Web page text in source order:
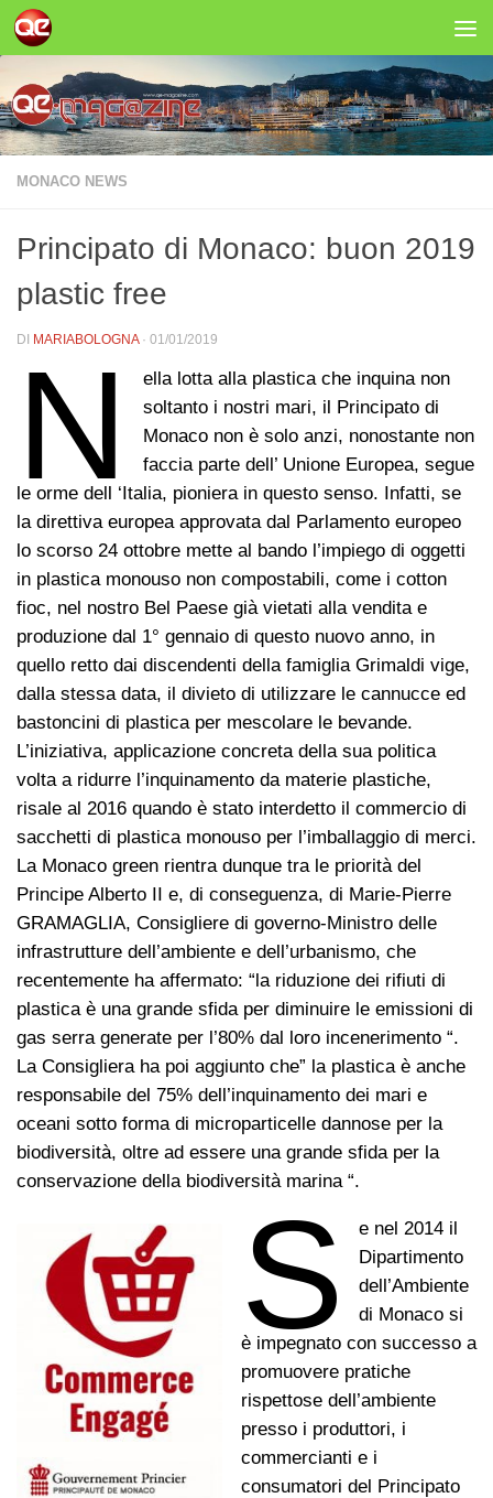
Salta al contenuto
MONACO NEWS
Principato di Monaco: buon 2019
plastic free
DI MARIABOLOGNA · 01/01/2019
N
ella lotta alla plastica che inquina non
soltanto i nostri mari, il Principato di
Monaco non è solo anzi, nonostante non
faccia parte dell’ Unione Europea, segue
le orme dell ‘Italia, pioniera in questo senso. Infatti, se
la direttiva europea approvata dal Parlamento europeo
lo scorso 24 ottobre mette al bando l’impiego di oggetti
in plastica monouso non compostabili, come i cotton
fioc, nel nostro Bel Paese già vietati alla vendita e
produzione dal 1° gennaio di questo nuovo anno, in
quello retto dai discendenti della famiglia Grimaldi vige,
dalla stessa data, il divieto di utilizzare le cannucce ed
bastoncini di plastica per mescolare le bevande.
L’iniziativa, applicazione concreta della sua politica
volta a ridurre l’inquinamento da materie plastiche,
risale al 2016 quando è stato interdetto il commercio di
sacchetti di plastica monouso per l’imballaggio di merci.
La Monaco green rientra dunque tra le priorità del
Principe Alberto II e, di conseguenza, di Marie-Pierre
GRAMAGLIA, Consigliere di governo-Ministro delle
infrastrutture dell’ambiente e dell’urbanismo, che
recentemente ha affermato: “la riduzione dei rifiuti di
plastica è una grande sfida per diminuire le emissioni di
gas serra generate per l’80% dal loro incenerimento “.
La Consigliera ha poi aggiunto che” la plastica è anche
responsabile del 75% dell’inquinamento dei mari e
oceani sotto forma di microparticelle dannose per la
biodiversità, oltre ad essere una grande sfida per la
conservazione della biodiversità marina “.
S
e nel 2014 il
Dipartimento
dell’Ambiente
di Monaco si
è impegnato con successo a
promuovere pratiche
rispettose dell’ambiente
presso i produttori, i
commercianti e i
consumatori del Principato